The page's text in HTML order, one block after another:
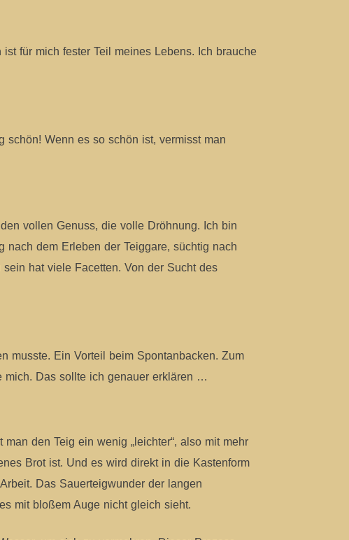
für mich fester Teil meines Lebens. Ich brauche
Wenn es so schön ist, vermisst man
vollen Genuss, die volle Dröhnung. Ich bin
dem Erleben der Teiggare, süchtig nach
hat viele Facetten. Von der Sucht des
musste. Ein Vorteil beim Spontanbacken. Zum
mich. Das sollte ich genauer erklären …
den Teig ein wenig „leichter“, also mit mehr
Brot ist. Und es wird direkt in die Kastenform
Das Sauerteigwunder der langen
mit bloßem Auge nicht gleich sieht.